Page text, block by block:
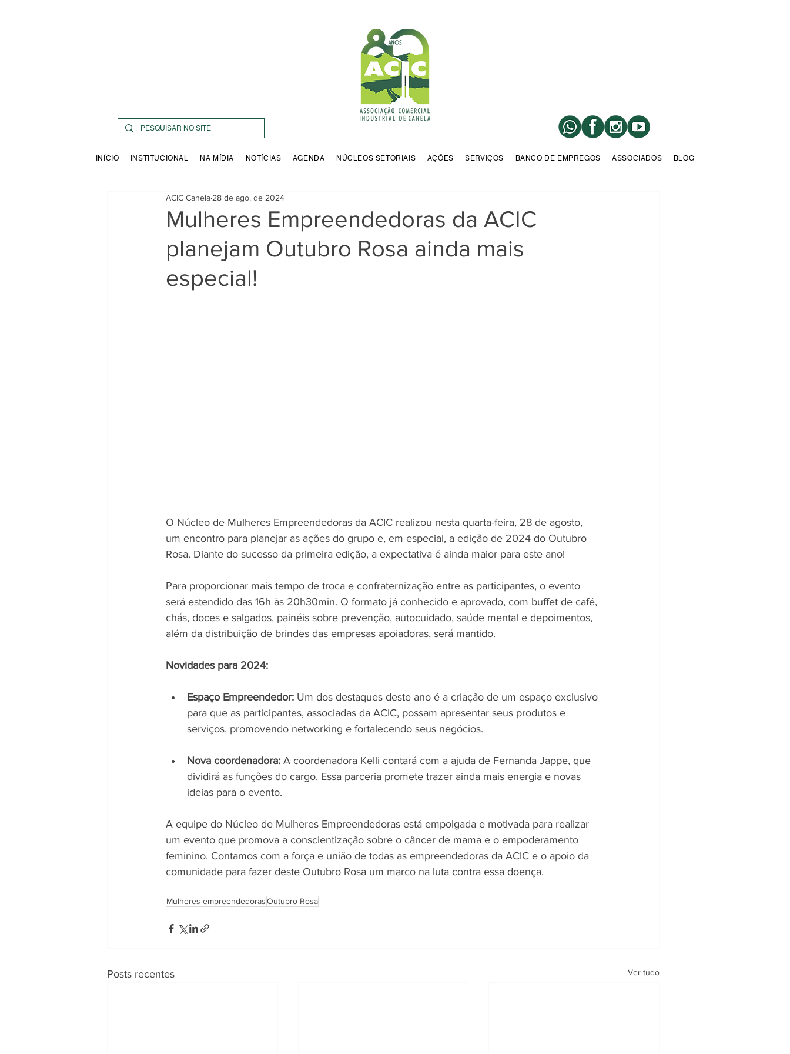
INÍCIO INSTITUCIONAL NA MÍDIA NOTÍCIAS AGENDA NÚCLEOS SETORIAIS AÇÕES SERVIÇOS BANCO DE EMPREGOS ASSOCIADOS BLOG
Mulheres Empreendedoras da ACIC
planejam Outubro Rosa ainda mais
especial!
ACIC Canela 28 de ago. de 2024
O Núcleo de Mulheres Empreendedoras da ACIC realizou nesta quarta-feira, 28 de agosto,
um encontro para planejar as ações do grupo e, em especial, a edição de 2024 do Outubro
Rosa. Diante do sucesso da primeira edição, a expectativa é ainda maior para este ano!
Para proporcionar mais tempo de troca e confraternização entre as participantes, o evento
será estendido das 16h às 20h30min. O formato já conhecido e aprovado, com buffet de café,
chás, doces e salgados, painéis sobre prevenção, autocuidado, saúde mental e depoimentos,
além da distribuição de brindes das empresas apoiadoras, será mantido.
Novidades para 2024:
Espaço Empreendedor: Um dos destaques deste ano é a criação de um espaço exclusivo
para que as participantes, associadas da ACIC, possam apresentar seus produtos e
serviços, promovendo networking e fortalecendo seus negócios.
Nova coordenadora: A coordenadora Kelli contará com a ajuda de Fernanda Jappe, que
dividirá as funções do cargo. Essa parceria promete trazer ainda mais energia e novas
ideias para o evento.
A equipe do Núcleo de Mulheres Empreendedoras está empolgada e motivada para realizar
um evento que promova a conscientização sobre o câncer de mama e o empoderamento
feminino. Contamos com a força e união de todas as empreendedoras da ACIC e o apoio da
comunidade para fazer deste Outubro Rosa um marco na luta contra essa doença.
Mulheres empreendedorasOutubro Rosa
Posts recentes Ver tudo